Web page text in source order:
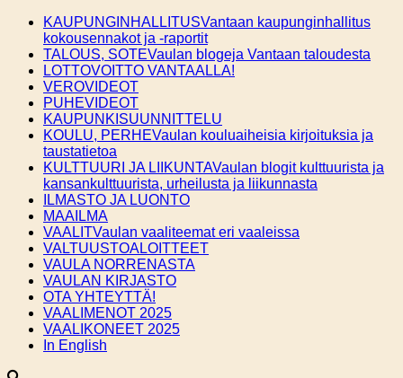
Skip
content
KAUPUNGINHALLITUSVantaan kaupunginhallitus
kokousennakot ja -raportit
TALOUS, SOTEVaulan blogeja Vantaan taloudesta
LOTTOVOITTO VANTAALLA!
VEROVIDEOT
PUHEVIDEOT
KAUPUNKISUUNNITTELU
KOULU, PERHEVaulan kouluaiheisia kirjoituksia ja
taustatietoa
KULTTUURI JA LIIKUNTAVaulan blogit kulttuurista ja
kansankulttuurista, urheilusta ja liikunnasta
ILMASTO JA LUONTO
MAAILMA
VAALITVaulan vaaliteemat eri vaaleissa
VALTUUSTOALOITTEET
VAULA NORRENASTA
VAULAN KIRJASTO
OTA YHTEYTTÄ!
VAALIMENOT 2025
VAALIKONEET 2025
In English